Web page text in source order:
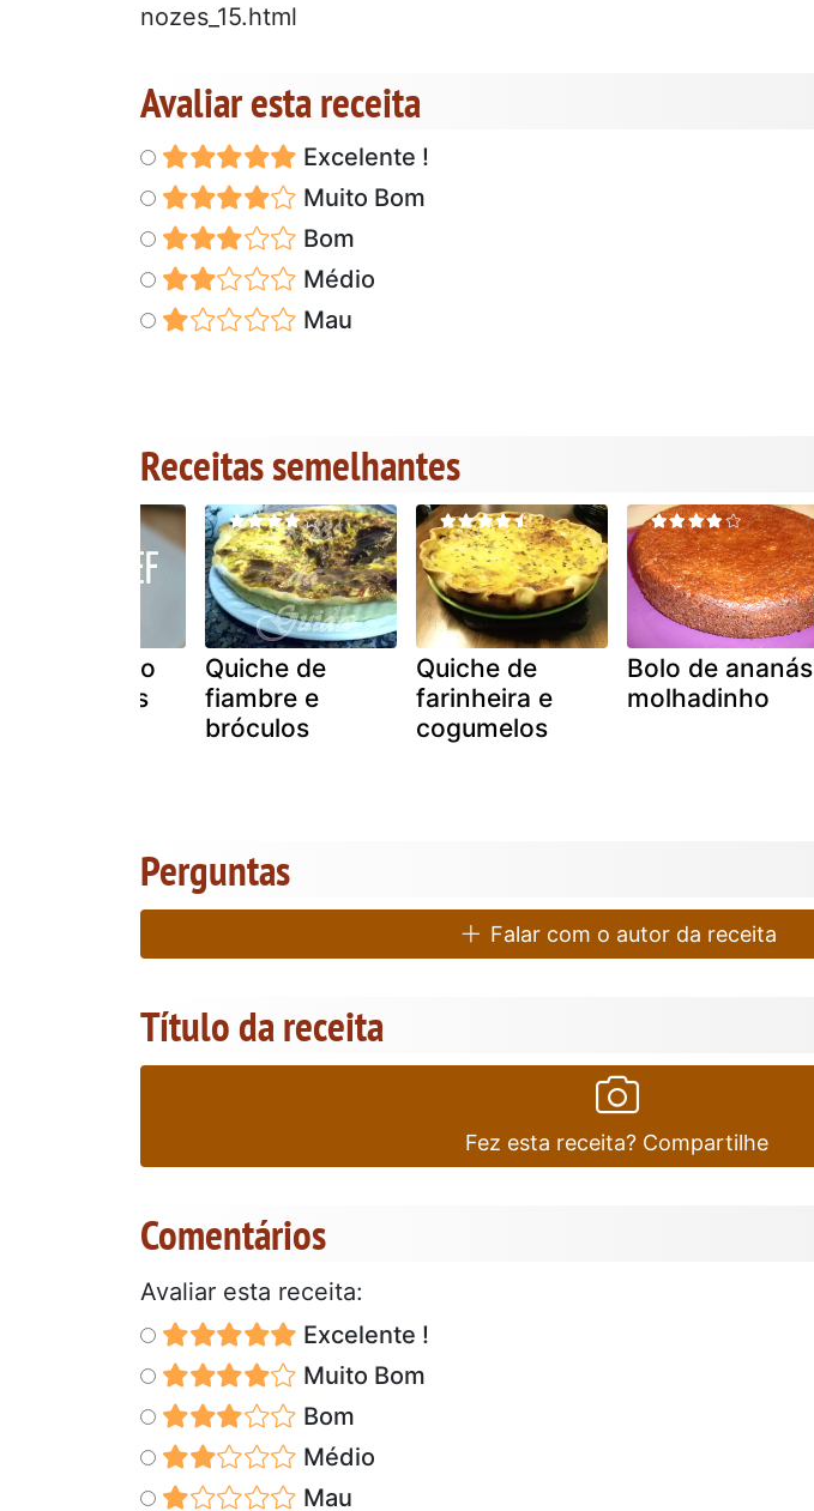
nozes_15.html
Avaliar esta receita
Excelente !
Muito Bom
Bom
Médio
Mau
Receitas semelhantes
básico
quiches
Quiche de
fiambre e
bróculos
Quiche de
farinheira e
cogumelos
Bolo de ananás
molhadinho
Perguntas
Falar com o autor da receita
Título da receita
Fez esta receita? Compartilhe
Comentários
Avaliar esta receita:
Excelente !
Muito Bom
Bom
Médio
Mau